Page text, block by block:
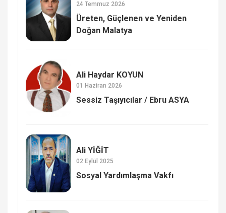
24 Temmuz 2026
Üreten, Güçlenen ve Yeniden
Doğan Malatya
Ali Haydar KOYUN
01 Haziran 2026
Sessiz Taşıyıcılar / Ebru ASYA
Ali YİĞİT
02 Eylül 2025
Sosyal Yardımlaşma Vakfı